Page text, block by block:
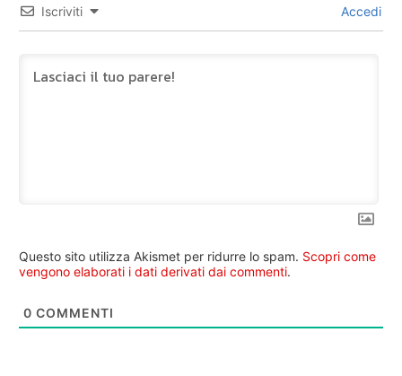
Iscriviti Accedi
Questo sito utilizza Akismet per ridurre lo spam. Scopri come
vengono elaborati i dati derivati dai commenti.
0 COMMENTI